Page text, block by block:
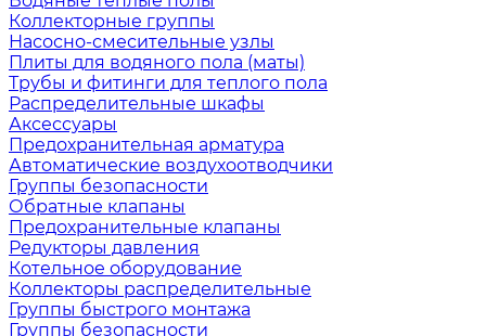
Коллекторные группы
Насосно-смесительные узлы
Плиты для водяного пола (маты)
Трубы и фитинги для теплого пола
Распределительные шкафы
Аксессуары
Предохранительная арматура
Автоматические воздухоотводчики
Группы безопасности
Обратные клапаны
Предохранительные клапаны
Редукторы давления
Котельное оборудование
Коллекторы распределительные
Группы быстрого монтажа
Группы безопасности